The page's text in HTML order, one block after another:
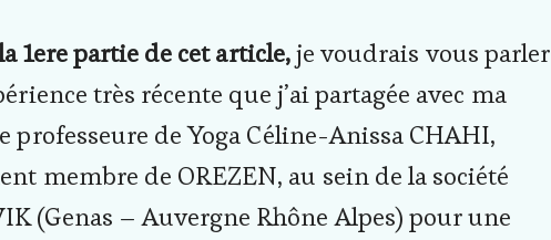
1ere partie de cet article,je voudrais vous parler
très récente que j’ai partagée avec ma
professeure de Yoga Céline-Anissa CHAHI,
membre de OREZEN, au sein de la société
(Genas – Auvergne Rhône Alpes) pour une